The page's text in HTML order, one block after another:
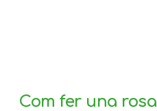
Com fer una rosa